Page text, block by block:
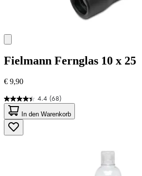
Fielmann Fernglas 10 x 25
€ 9,90
4.4 (68)
4.4
von
5
Sternen.
68
In den Warenkorb